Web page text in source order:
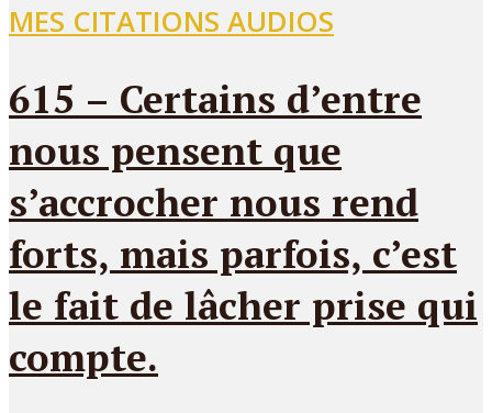
MES CITATIONS AUDIOS
615 – Certains d’entre
nous pensent que
s’accrocher nous rend
forts, mais parfois, c’est
le fait de lâcher prise qui
compte.